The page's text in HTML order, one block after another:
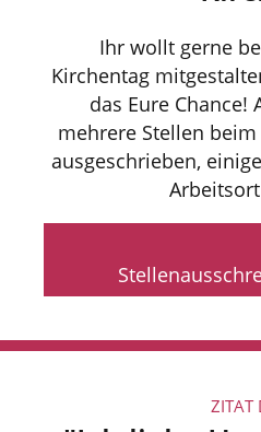
Ihr wollt gerne
Kirchentag
das Eure Chance!
mehrere Stellen
ausgeschrieben,
ZITAT